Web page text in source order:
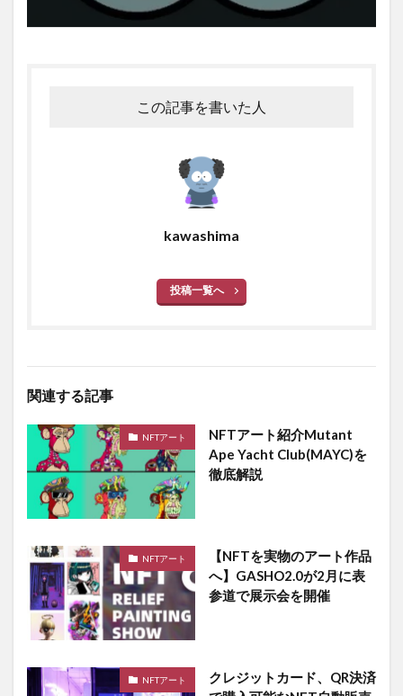
この記事を書いた人
kawashima
投稿一覧へ
関連する記事
NFTアート
NFTアート紹介Mutant
Ape Yacht Club(MAYC)を
徹底解説
NFTアート
【NFTを実物のアート作品
へ】GASHO2.0が2月に表
参道で展示会を開催
NFTアート
クレジットカード、QR決済